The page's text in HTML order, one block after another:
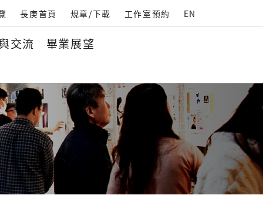
長庚首頁 規章/下載 工作室預約 EN
交流 畢業展望